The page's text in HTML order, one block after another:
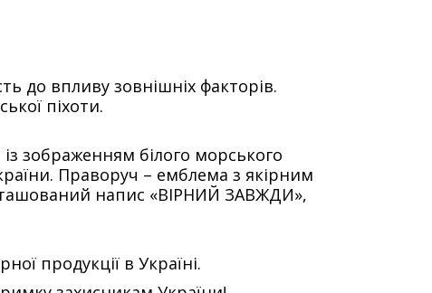
до впливу зовнішніх факторів.
піхоти.
зображенням білого морського
Праворуч – емблема з якірним
напис «ВІРНИЙ ЗАВЖДИ»,
продукції в Україні.